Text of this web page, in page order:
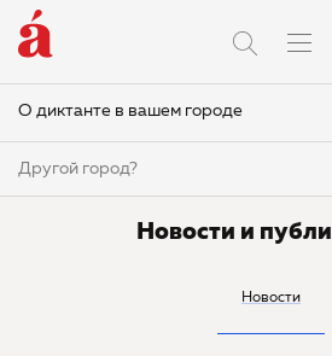
О диктанте в вашем городе
Другой город?
Новости и
Новости